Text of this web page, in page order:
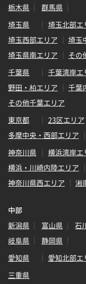
栃木県
群馬県
埼玉県
埼玉北部エ
埼玉西部エリア
埼玉
埼玉県南エリア
その
千葉県
千葉湾岸エ
野田・柏エリア
千葉
その他千葉エリア
東京都
23区エリア
多摩中央・西部エリア
神奈川県
横浜湾岸エ
横浜・川崎内陸エリア
神奈川県西エリア
湘
中部
新潟県
富山県 石
岐阜県
静岡県
愛知県
愛知北部エ
三重県